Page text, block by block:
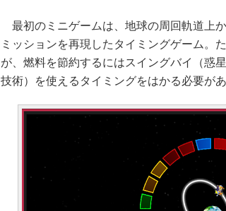
最初のミニゲームは、地球の周回軌道上
ミッションを再現したタイミングゲーム。
が、燃料を節約するにはスイングバイ（惑
技術）を使えるタイミングをはかる必要があ